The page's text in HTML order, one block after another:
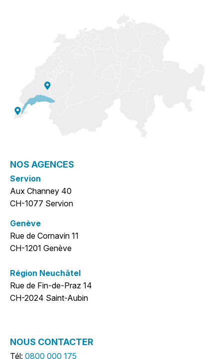
NOS AGENCES
Servion
Aux Channey 40
CH-1077 Servion
Genève
Rue de Cornavin 11
CH-1201 Genève
Région Neuchâtel
Rue de Fin-de-Praz 14
CH-2024 Saint-Aubin
NOUS CONTACTER
Tél: 0800 000 175